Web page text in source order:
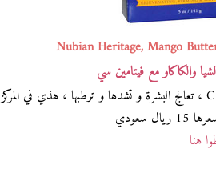
Nubian Heritage, Mango
والكاكاو مع فيتامين سي
صابونة نوبيان هيريتج بزبدة المانجو و الكاكاو و الشيا مع فيتامين C ، تعالج البشرة و تشدها و ترطبها ، هذي في المركز
هنا